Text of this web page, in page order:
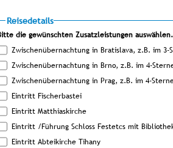
Reisedetails
die gewünschten Zusatzleistungen auswählen.
Zwischenübernachtung in Bratislava, z.B. im 3-
Zwischenübernachtung in Brno, z.B. im 4-
Zwischenübernachtung in Prag, z.B. im 4-
Eintritt Fischerbastei
Eintritt Matthiaskirche
Eintritt /Führung Schloss Festetcs mit
Eintritt Abteikirche Tihany